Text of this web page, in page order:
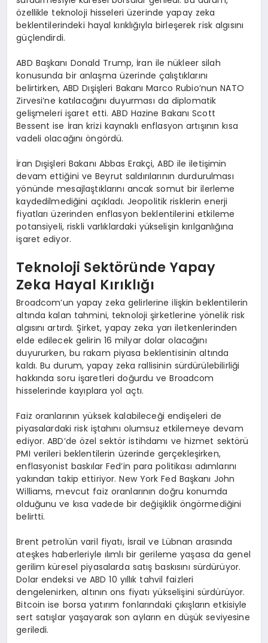
özellikle teknoloji hisseleri üzerinde yapay zeka
beklentilerindeki hayal kırıklığıyla birleşerek risk algısını
güçlendirdi.
ABD Başkanı Donald Trump, İran ile nükleer silah
konusunda bir anlaşma üzerinde çalıştıklarını
belirtirken, ABD Dışişleri Bakanı Marco Rubio’nun NATO
Zirvesi’ne katılacağını duyurması da diplomatik
gelişmeleri işaret etti. ABD Hazine Bakanı Scott
Bessent ise İran krizi kaynaklı enflasyon artışının kısa
vadeli olacağını öngördü.
İran Dışişleri Bakanı Abbas Erakçi, ABD ile iletişimin
devam ettiğini ve Beyrut saldırılarının durdurulması
yönünde mesajlaştıklarını ancak somut bir ilerleme
kaydedilmediğini açıkladı. Jeopolitik risklerin enerji
fiyatları üzerinden enflasyon beklentilerini etkileme
potansiyeli, riskli varlıklardaki yükselişin kırılganlığına
işaret ediyor.
Teknoloji Sektöründe Yapay
Zeka Hayal Kırıklığı
Broadcom’un yapay zeka gelirlerine ilişkin beklentilerin
altında kalan tahmini, teknoloji şirketlerine yönelik risk
algısını artırdı. Şirket, yapay zeka yarı iletkenlerinden
elde edilecek gelirin 16 milyar dolar olacağını
duyururken, bu rakam piyasa beklentisinin altında
kaldı. Bu durum, yapay zeka rallisinin sürdürülebilirliği
hakkında soru işaretleri doğurdu ve Broadcom
hisselerinde kayıplara yol açtı.
Faiz oranlarının yüksek kalabileceği endişeleri de
piyasalardaki risk iştahını olumsuz etkilemeye devam
ediyor. ABD’de özel sektör istihdamı ve hizmet sektörü
PMI verileri beklentilerin üzerinde gerçekleşirken,
enflasyonist baskılar Fed’in para politikası adımlarını
yakından takip ettiriyor. New York Fed Başkanı John
Williams, mevcut faiz oranlarının doğru konumda
olduğunu ve kısa vadede bir değişiklik öngörmediğini
belirtti.
Brent petrolün varil fiyatı, İsrail ve Lübnan arasında
ateşkes haberleriyle ılımlı bir gerileme yaşasa da genel
gerilim küresel piyasalarda satış baskısını sürdürüyor.
Dolar endeksi ve ABD 10 yıllık tahvil faizleri
dengelenirken, altının ons fiyatı yükselişini sürdürüyor.
Bitcoin ise borsa yatırım fonlarındaki çıkışların etkisiyle
sert satışlar yaşayarak son ayların en düşük seviyesine
geriledi.